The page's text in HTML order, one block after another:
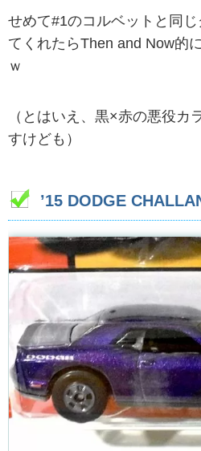
せめて#1のコルベットと同
てくれたらThen and Now的
ｗ
（とはいえ、黒×赤の悪役カ
すけども）
’15 DODGE